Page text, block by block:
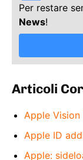
Per restare
News!
Articoli
Apple
Apple ID
Apple: